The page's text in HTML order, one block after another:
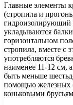
Главные элементы
(стропила и
гидроизолирующий
укладываются
горизонтальном
стропила, вместе с
употребляются
наименее 11-12 см,
быть меньше
помощью железных
коньковыми